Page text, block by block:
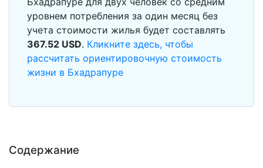
Содержание
уровнем потребления за один месяц без
учета стоимости жилья будет составлять
367.52 USD. Кликните здесь, чтобы
рассчитать ориентировочную стоимость
жизни в Бхадрапуре